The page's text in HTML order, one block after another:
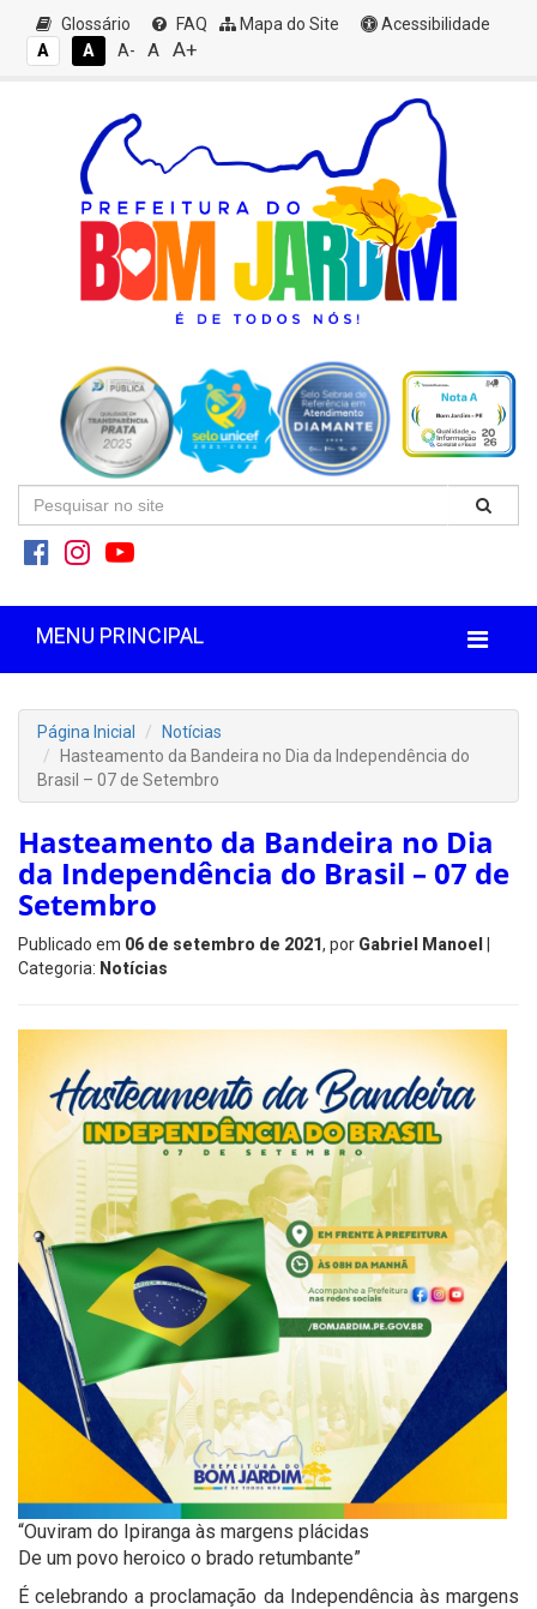
Glossário FAQ Mapa do Site
Acessibilidade
A
A A- A A+
MENU PRINCIPAL
Página Inicial
Notícias
Hasteamento da Bandeira no Dia da Independência do
Brasil – 07 de Setembro
Hasteamento da Bandeira no Dia
da Independência do Brasil – 07 de
Setembro
Publicado em 06 de setembro de 2021, por Gabriel Manoel
Categoria: Notícias
“Ouviram do Ipiranga às margens plácidas
De um povo heroico o brado retumbante”
É celebrando a proclamação da Independência às margens